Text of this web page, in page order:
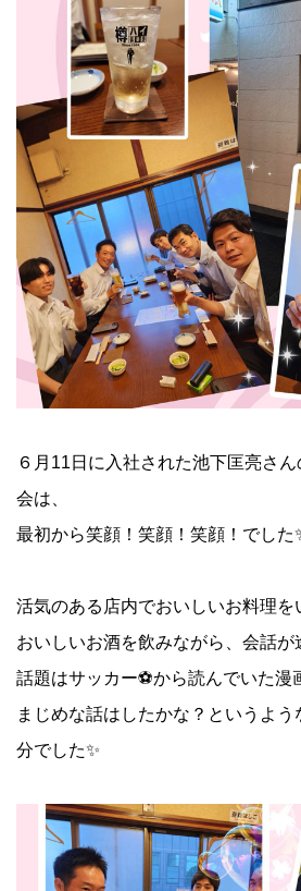
６月11日に入社された池下匡亮さ
会は、
最初から笑顔！笑顔！笑顔！でした
活気のある店内でおいしいお料理を
おいしいお酒を飲みながら、会話が
話題はサッカー⚽から読んでいた漫
まじめな話はしたかな？というよ
分でした✨